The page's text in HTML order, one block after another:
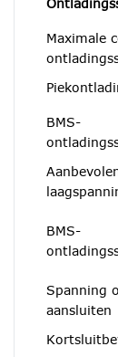
Maximale
BMS-
BMS-
Spanning
aansluiten